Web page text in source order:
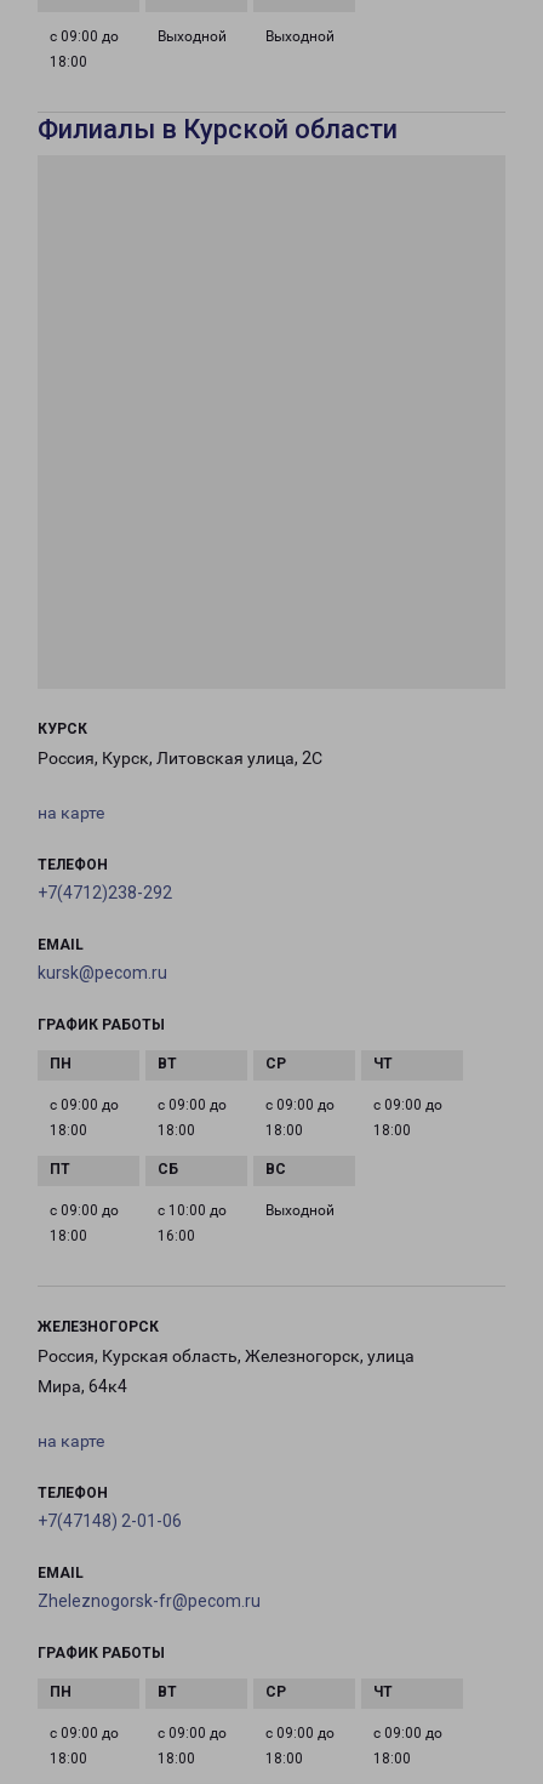
с 09:00 до
18:00
Выходной Выходной
Филиалы в Курской области
КУРСК
Россия, Курск, Литовская улица, 2С
на карте
ТЕЛЕФОН
+7(4712)238-292
EMAIL
kursk@pecom.ru
ГРАФИК РАБОТЫ
с 09:00 до
18:00
с 09:00 до
18:00
с 09:00 до
18:00
с 09:00 до
18:00
с 09:00 до
18:00
с 10:00 до
16:00
Выходной
ЖЕЛЕЗНОГОРСК
Россия, Курская область, Железногорск, улица
Мира, 64к4
на карте
ТЕЛЕФОН
+7(47148) 2-01-06
EMAIL
Zheleznogorsk-fr@pecom.ru
ГРАФИК РАБОТЫ
с 09:00 до
18:00
с 09:00 до
18:00
с 09:00 до
18:00
с 09:00 до
18:00